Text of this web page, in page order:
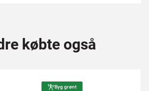
købte også
Byg grønt